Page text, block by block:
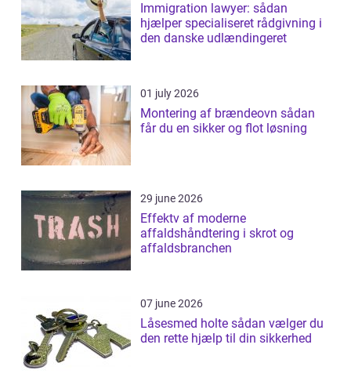
Immigration lawyer: sådan
hjælper specialiseret rådgivning i
den danske udlændingeret
01 july 2026
Montering af brændeovn sådan
får du en sikker og flot løsning
29 june 2026
Effektv af moderne
affaldshåndtering i skrot og
affaldsbranchen
07 june 2026
Låsesmed holte sådan vælger du
den rette hjælp til din sikkerhed